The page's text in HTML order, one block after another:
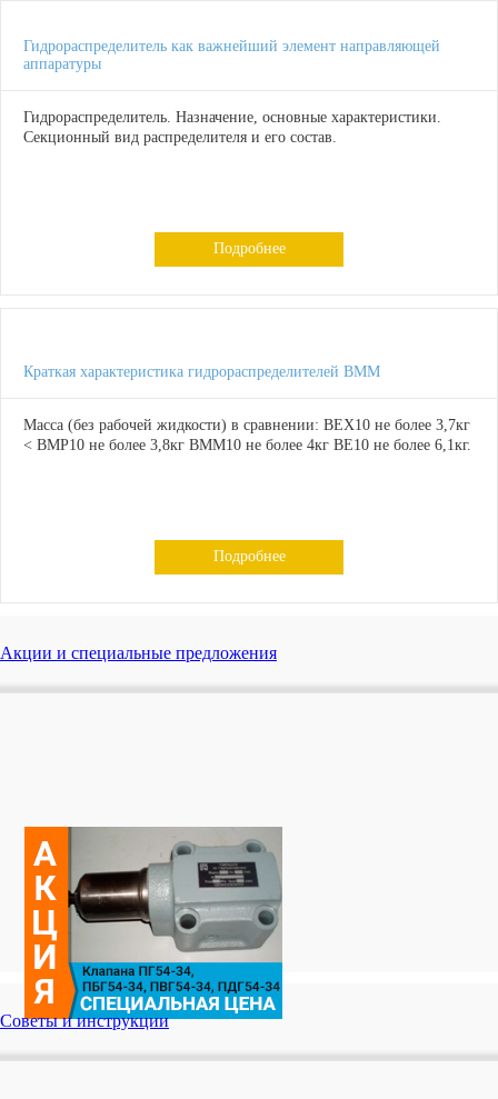
Гидрораспределитель как важнейший элемент направляющей
аппаратуры
Гидрораспределитель. Назначение, основные характеристики.
Секционный вид распределителя и его состав.
Подробнее
Краткая характеристика гидрораспределителей ВММ
Масса (без рабочей жидкости) в сравнении: ВЕХ10 не более 3,7кг
< ВМР10 не более 3,8кг ВММ10 не более 4кг ВЕ10 не более 6,1кг.
Подробнее
Акции и специальные предложения
Советы и инструкции